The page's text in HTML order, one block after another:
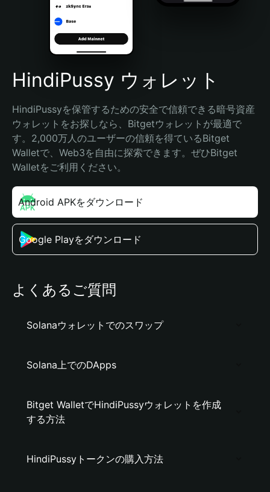
Português (Brasil)
Español (Argentina)
HindiPussy ウォレット
HindiPussyを保管するための安全で信頼できる暗号資産
ウォレットをお探しなら、Bitgetウォレットが最適で
す。2,000万人のユーザーの信頼を得ているBitget
Walletで、Web3を自由に探索できます。ぜひBitget
Walletをご利用ください。
Android APKをダウンロード
Google Playをダウンロード
よくあるご質問
Solanaウォレットでのスワップ
Solana上でのDApps
Bitget WalletでHindiPussyウォレットを作成
する方法
HindiPussyトークンの購入方法